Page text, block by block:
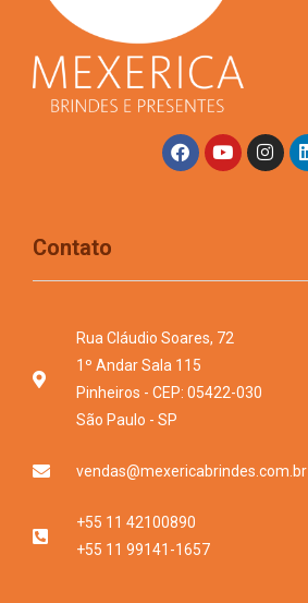
Contato
Rua Cláudio Soares, 72
1º Andar Sala 115
Pinheiros - CEP: 05422-030
São Paulo - SP
vendas@mexericabrindes.com.br
+55 11 42100890
+55 11 99141-1657